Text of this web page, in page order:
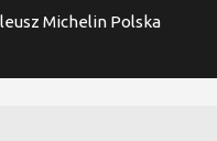
Michelin Polska